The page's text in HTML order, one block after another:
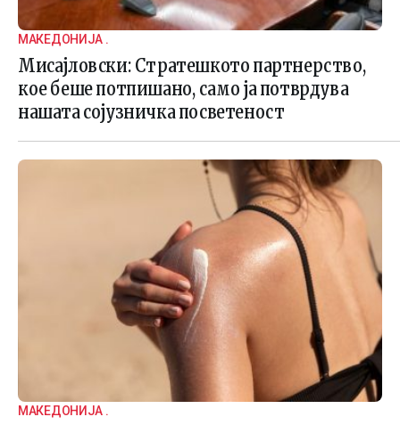
МАКЕДОНИЈА .
Мисајловски: Стратешкото партнерство,
кое беше потпишано, само ја потврдува
нашата сојузничка посветеност
МАКЕДОНИЈА .